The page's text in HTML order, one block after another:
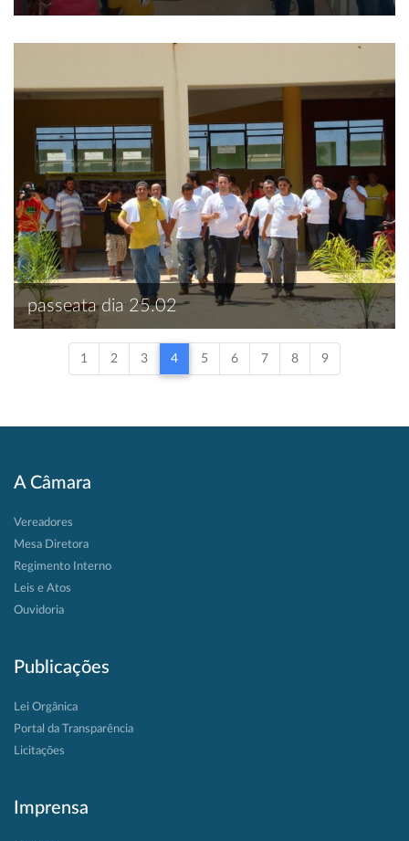
passeata dia 25.02
1 2 3 4 5 6 7 8 9
A Câmara
Vereadores
Mesa Diretora
Regimento Interno
Leis e Atos
Ouvidoria
Publicações
Lei Orgânica
Portal da Transparência
Licitações
Imprensa